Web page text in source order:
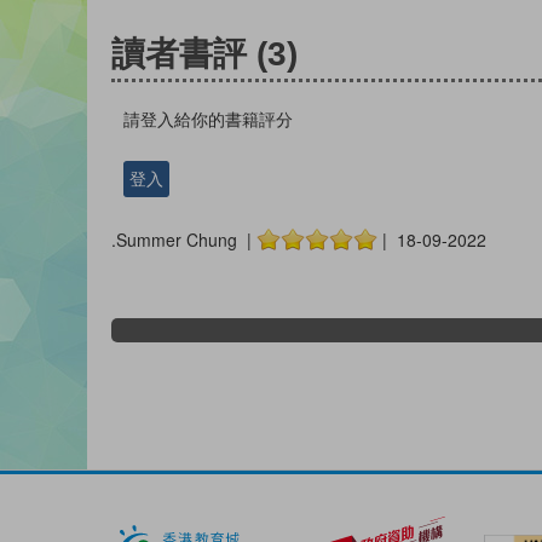
讀者書評 (3)
請登入給你的書籍評分
登入
.Summer Chung | | 18-09-2022